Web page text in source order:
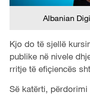
Albanian
Kjo do të sjellë
publike në nivele
rritje të efiçiencës
Së katërti,